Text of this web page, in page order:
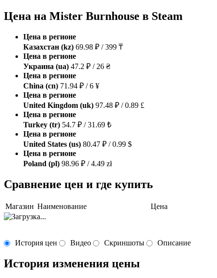
Цена на Mister Burnhouse в Steam
Цена в регионе
Казахстан (kz) 69.98 ₽ / 399 ₸
Цена в регионе
Украина (ua) 47.2 ₽ / 26 ₴
Цена в регионе
China (cn) 71.94 ₽ / 6 ¥
Цена в регионе
United Kingdom (uk) 97.48 ₽ / 0.89 £
Цена в регионе
Turkey (tr) 54.7 ₽ / 31.69 ₺
Цена в регионе
United States (us) 80.47 ₽ / 0.99 $
Цена в регионе
Poland (pl) 98.96 ₽ / 4.49 zł
Сравнение цен и где купить
Магазин Наименование Цена
История цен Видео Скриншоты Описание
История изменения цены